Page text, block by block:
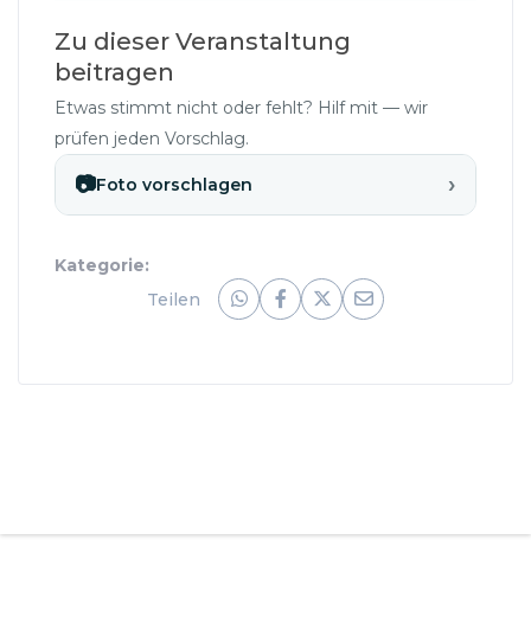
Zu dieser Veranstaltung
beitragen
Etwas stimmt nicht oder fehlt? Hilf mit — wir
prüfen jeden Vorschlag.
📷Foto vorschlagen ›
Kategorie:
Teilen